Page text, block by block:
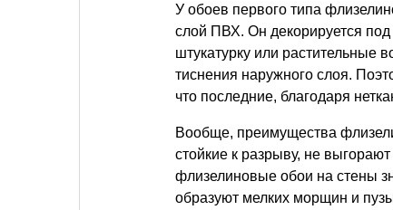
У обоев первого типа
слой ПВХ. Он декорируется под
штукатурку или растительные
тиснения наружного слоя.
что последние, благодаря
Вообще, преимущества
стойкие к разрыву, не
флизелиновые обои на стены
образуют мелких морщин и